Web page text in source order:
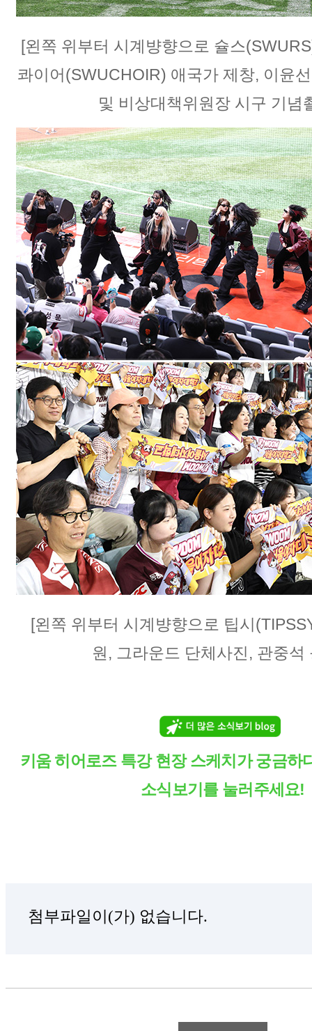
[왼쪽 위부터 시계뱡향으로 슐스
콰이어(SWUCHOIR) 애국가 제창, 이윤
및 비상대책위원장 시구 기
[왼쪽 위부터 시계뱡향으로 팁시(TIPSS
원, 그라운드 단체사진, 관중석
키움 히어로즈 특강 현장 스케치가 궁금하
소식보기를 눌러주세요!
첨부파일이(가) 없습니다.